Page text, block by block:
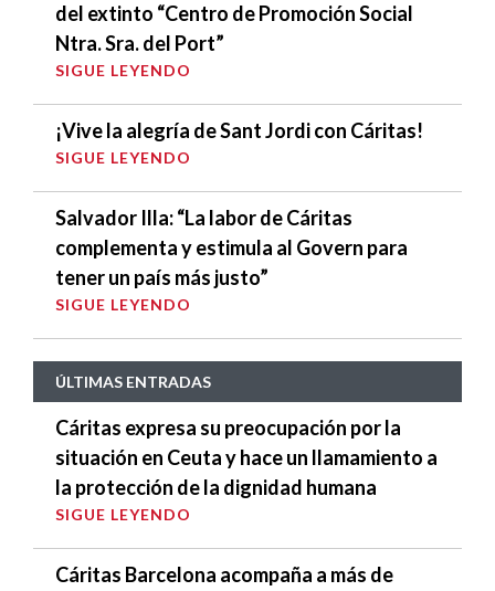
del extinto “Centro de Promoción Social
Ntra. Sra. del Port”
SIGUE LEYENDO
¡Vive la alegría de Sant Jordi con Cáritas!
SIGUE LEYENDO
Salvador Illa: “La labor de Cáritas
complementa y estimula al Govern para
tener un país más justo”
SIGUE LEYENDO
ÚLTIMAS ENTRADAS
Cáritas expresa su preocupación por la
situación en Ceuta y hace un llamamiento a
la protección de la dignidad humana
SIGUE LEYENDO
Cáritas Barcelona acompaña a más de